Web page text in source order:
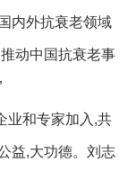
内外抗衰老领域
动中国抗衰老事
业和专家加入,共
益,大功德。刘志